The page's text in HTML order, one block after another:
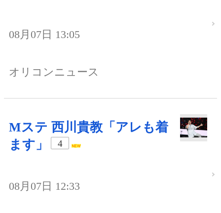
08月07日 13:05
オリコンニュース
Mステ 西川貴教「アレも着
ます」
4
08月07日 12:33